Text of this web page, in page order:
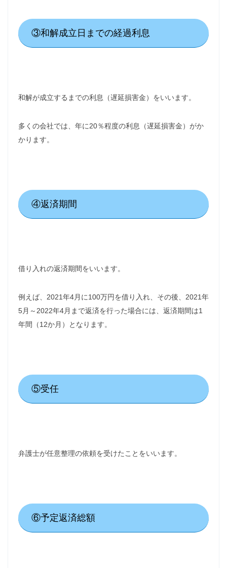
③和解成立日までの経過利息
和解が成立するまでの利息（遅延損害金）をいいます。
多くの会社では、年に20％程度の利息（遅延損害金）がか
かります。
④返済期間
借り入れの返済期間をいいます。
例えば、2021年4月に100万円を借り入れ、その後、2021年
5月～2022年4月まで返済を行った場合には、返済期間は1
年間（12か月）となります。
⑤受任
弁護士が任意整理の依頼を受けたことをいいます。
⑥予定返済総額